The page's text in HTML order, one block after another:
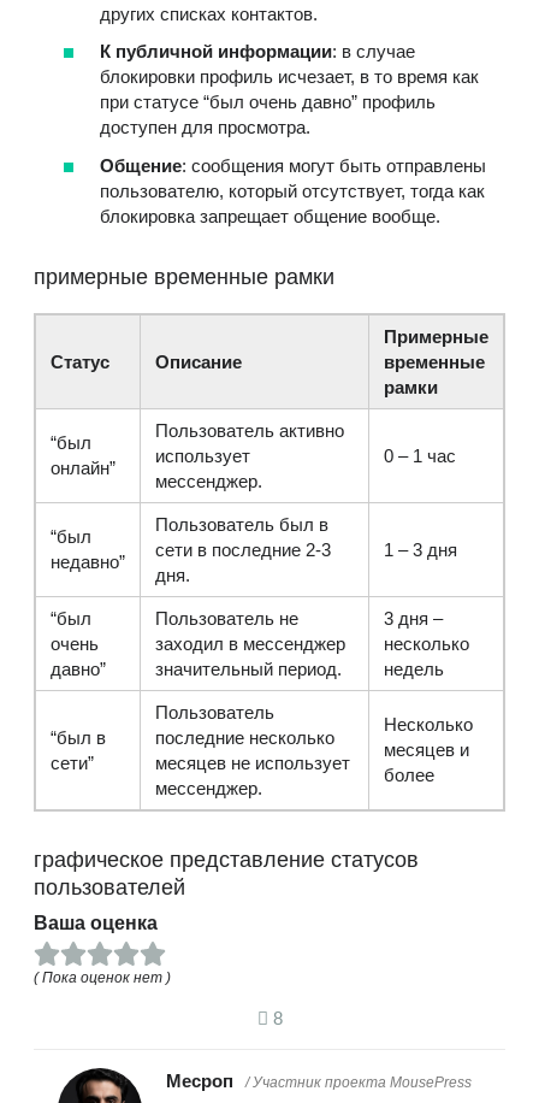
других списках контактов.
К публичной информации: в случае
блокировки профиль исчезает, в то время как
при статусе “был очень давно” профиль
доступен для просмотра.
Общение: сообщения могут быть отправлены
пользователю, который отсутствует, тогда как
блокировка запрещает общение вообще.
примерные временные рамки
Статус Описание
Примерные
временные
рамки
“был
онлайн”
Пользователь активно
использует
мессенджер.
0 – 1 час
“был
недавно”
Пользователь был в
сети в последние 2-3
дня.
1 – 3 дня
“был
очень
давно”
Пользователь не
заходил в мессенджер
значительный период.
3 дня –
несколько
недель
“был в
сети”
Пользователь
последние несколько
месяцев не использует
мессенджер.
Несколько
месяцев и
более
графическое представление статусов
пользователей
Ваша оценка
( Пока оценок нет )
8
Месроп / Участник проекта MousePress